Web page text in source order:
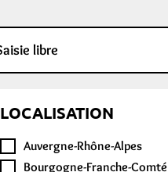
LOCALISATION
Auvergne-Rhône-Alpes
Bourgogne-Franche-Comté